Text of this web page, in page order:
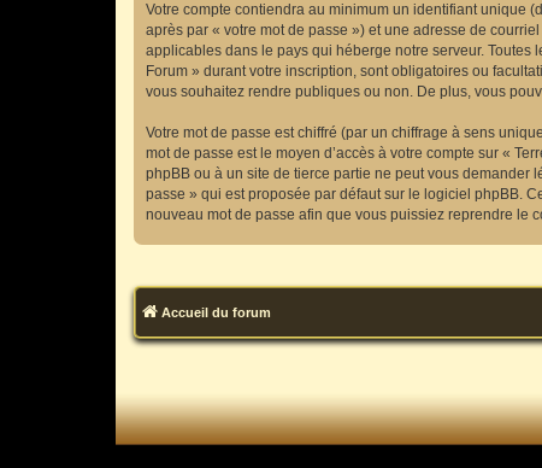
Votre compte contiendra au minimum un identifiant unique
après par « votre mot de passe ») et une adresse de
applicables dans le pays qui héberge notre serveur. Toutes
Forum » durant votre inscription, sont obligatoires ou
vous souhaitez rendre publiques ou non. De plus, vous
Votre mot de passe est chiffré (par un chiffrage à sens
mot de passe est le moyen d’accès à votre compte sur «
phpBB ou à un site de tierce partie ne peut vous demander
passe » qui est proposée par défaut sur le logiciel phpBB.
nouveau mot de passe afin que vous puissiez reprendre le
Accueil du forum